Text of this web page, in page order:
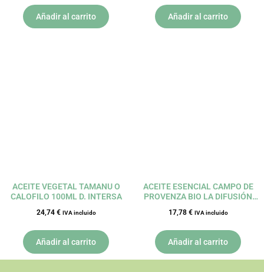
Añadir al carrito Añadir al carrito
ACEITE VEGETAL TAMANU O
CALOFILO 100ML D. INTERSA
24,74 € IVA incluido
Añadir al carrito
ACEITE ESENCIAL CAMPO DE
PROVENZA BIO LA DIFUSIÓN
17,78 € IVA incluido
Añadir al carrito